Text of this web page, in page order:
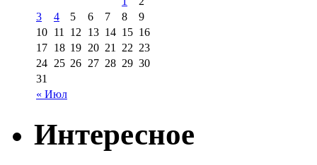
« Июл
3
4 5 6 7 8
9
10 11 12 13 14 15 16
17 18 19 20 21 22 23
24 25 26 27 28 29 30
31
Интересное